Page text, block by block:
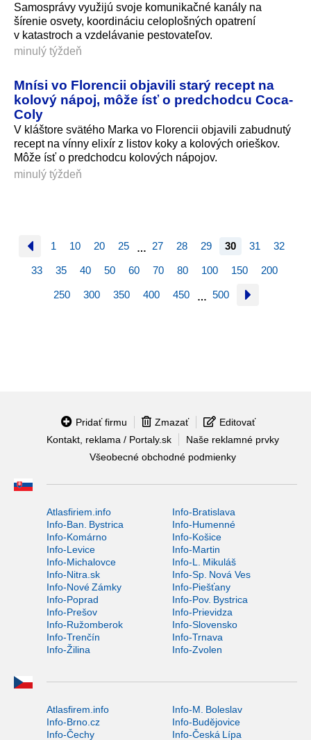
Samosprávy využijú svoje komunikačné kanály na
šírenie osvety, koordináciu celoplošných opatrení
v katastroch a vzdelávanie pestovateľov.
minulý týždeň
Mnísi vo Florencii objavili starý recept na
kolový nápoj, môže ísť o predchodcu Coca-
Coly
V kláštore svätého Marka vo Florencii objavili zabudnutý
recept na vínny elixír z listov koky a kolových orieškov.
Môže ísť o predchodcu kolových nápojov.
minulý týždeň
1 10 20 25 … 27 28 29 30 31 32
33 35 40 50 60 70 80 100 150 200
250 300 350 400 450 … 500
Pridať firmu Zmazať
Editovať
Kontakt, reklama / Portaly.sk
Naše reklamné prvky
Všeobecné obchodné podmienky
Atlasfiriem.info
Info-Bratislava
Info-Ban. Bystrica
Info-Humenné
Info-Komárno
Info-Košice
Info-Levice
Info-Martin
Info-Michalovce
Info-L. Mikuláš
Info-Nitra.sk
Info-Sp. Nová Ves
Info-Nové Zámky
Info-Piešťany
Info-Poprad
Info-Pov. Bystrica
Info-Prešov
Info-Prievidza
Info-Ružomberok
Info-Slovensko
Info-Trenčín
Info-Trnava
Info-Žilina
Info-Zvolen
Atlasfirem.info
Info-M. Boleslav
Info-Brno.cz
Info-Budějovice
Info-Čechy
Info-Česká Lípa